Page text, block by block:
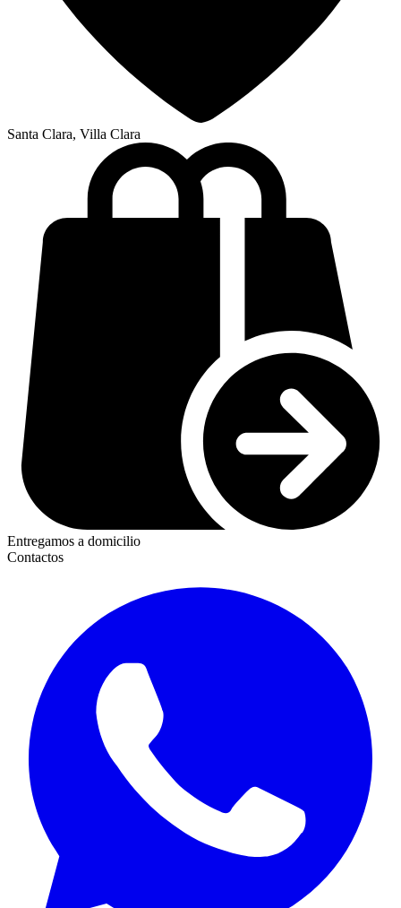
Santa Clara, Villa Clara
Entregamos a domicilio
Contactos